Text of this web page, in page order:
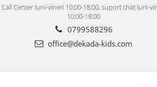
Call Center luni-vineri 10:00-18:00, suport chat luni-
10:00-18:00
0799588296
office@dekada-kids.com